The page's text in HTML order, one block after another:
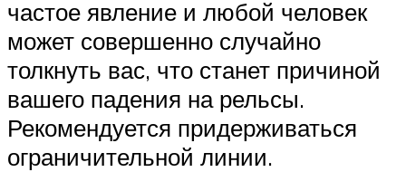
частое явление и любой человек
может совершенно случайно
толкнуть вас, что станет причиной
вашего падения на рельсы.
Рекомендуется придерживаться
ограничительной линии.